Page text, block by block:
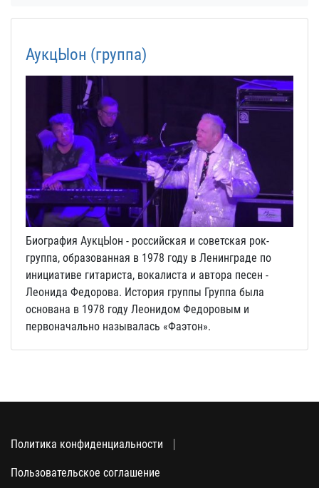
АукцЫон (группа)
Биография АукцЫон - российская и советская рок-
группа, образованная в 1978 году в Ленинграде по
инициативе гитариста, вокалиста и автора песен -
Леонида Федорова. История группы Группа была
основана в 1978 году Леонидом Федоровым и
первоначально называлась «Фаэтон».
Политика конфиденциальности
Пользовательское соглашение